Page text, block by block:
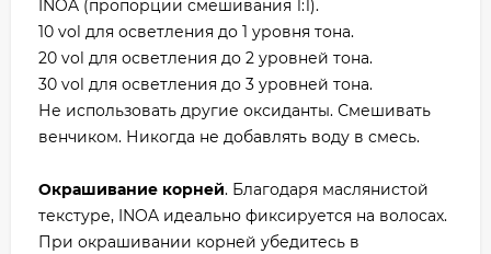
INOA (пропорции смешивания 1:1).
10 vol для осветления до 1 уровня тона.
20 vol для осветления до 2 уровней тона.
30 vol для осветления до 3 уровней тона.
Не использовать другие оксиданты. Смешивать
венчиком. Никогда не добавлять воду в смесь.
Окрашивание корней. Благодаря маслянистой
текстуре, INOA идеально фиксируется на волосах.
При окрашивании корней убедитесь в